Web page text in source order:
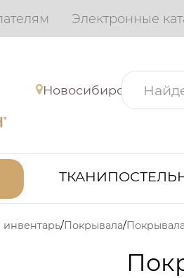
Электронные
Новосибирск
ТКАНИ
инвентарь Покрывала